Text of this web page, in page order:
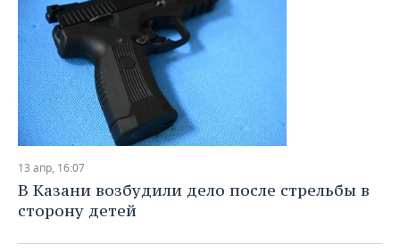
13 апр, 16:07
В Казани возбудили дело после стрельбы в
сторону детей